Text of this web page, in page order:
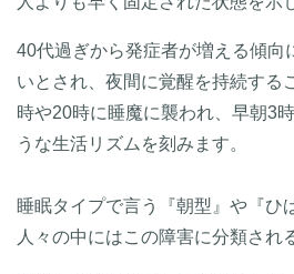
40代過ぎから発症者が増える傾向
いとされ、夜間に覚醒を持続する
時や20時に睡魔に襲われ、早朝3
うな生活リズムを刻みます。
睡眠タイプで言う『朝型』や『ひ
人々の中にはこの障害に分類され